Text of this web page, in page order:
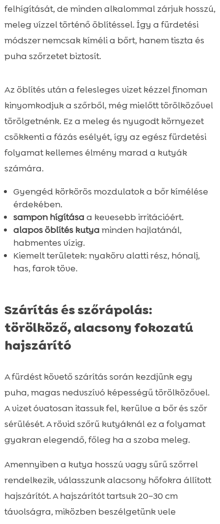
felhígítását, de minden alkalommal zárjuk hosszú,
meleg vízzel történő öblítéssel. Így a fürdetési
módszer nemcsak kíméli a bőrt, hanem tiszta és
puha szőrzetet biztosít.
Az öblítés után a felesleges vizet kézzel finoman
kinyomkodjuk a szőrből, még mielőtt törölközővel
törölgetnénk. Ez a meleg és nyugodt környezet
csökkenti a fázás esélyét, így az egész fürdetési
folyamat kellemes élmény marad a kutyák
számára.
Gyengéd körkörös mozdulatok a bőr kímélése
érdekében.
sampon hígítása a kevesebb irritációért.
alapos öblítés kutya minden hajlatánál,
habmentes vízig.
Kiemelt területek: nyakörv alatti rész, hónalj,
has, farok töve.
Szárítás és szőrápolás:
törölköző, alacsony fokozatú
hajszárító
A fürdést követő szárítás során kezdjünk egy
puha, magas nedvszívó képességű törölközővel.
A vizet óvatosan itassuk fel, kerülve a bőr és szőr
sérülését. A rövid szőrű kutyáknál ez a folyamat
gyakran elegendő, főleg ha a szoba meleg.
Amennyiben a kutya hosszú vagy sűrű szőrrel
rendelkezik, válasszunk alacsony hőfokra állított
hajszárítót. A hajszárítót tartsuk 20–30 cm
távolságra, miközben beszélgetünk vele